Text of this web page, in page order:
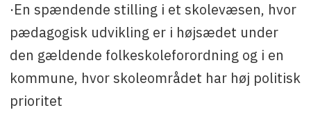
·En spændende stilling i et skolevæsen, hvor
pædagogisk udvikling er i højsædet under
den gældende folkeskoleforordning og i en
kommune, hvor skoleområdet har høj politisk
prioritet